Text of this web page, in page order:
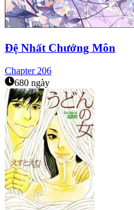
Đệ Nhất Chưởng Môn
Chapter 206
680 ngày